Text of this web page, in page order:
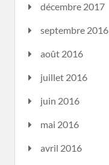
décembre 2017
septembre 2016
août 2016
juillet 2016
juin 2016
mai 2016
avril 2016